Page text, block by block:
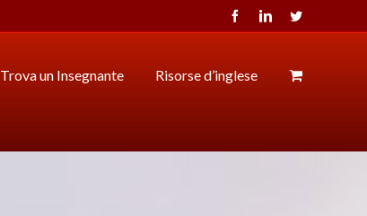
FacebookLinkedInTwitter
Trova un Insegnante Risorse d’inglese